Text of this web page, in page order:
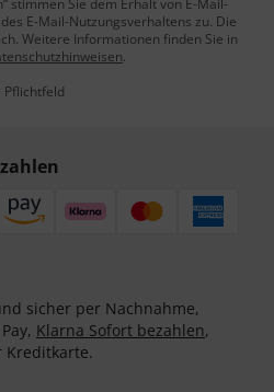
stimmen Sie dem Erhalt von E-Mail-
E-Mail-Nutzungsverhaltens zu. Die
Weitere Informationen finden Sie in
.
Pflichtfeld
sicher per Nachnahme,
Klarna Sofort bezahlen,
Kreditkarte.